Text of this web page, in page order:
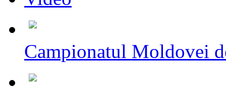
Campionatul Moldovei